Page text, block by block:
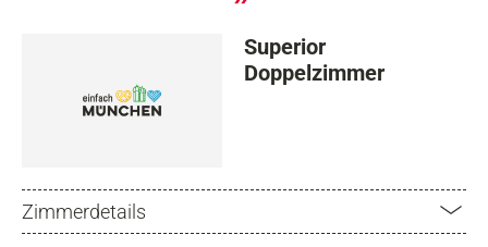
Superior
Doppelzimmer
Zimmerdetails